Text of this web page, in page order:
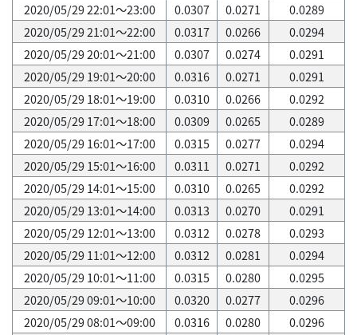
2020/05/29 22:01～23:00
0.0307 0.0271
0.0289
2020/05/29 21:01～22:00
0.0317 0.0266
0.0294
2020/05/29 20:01～21:00
0.0307 0.0274
0.0291
2020/05/29 19:01～20:00
0.0316 0.0271
0.0291
2020/05/29 18:01～19:00
0.0310 0.0266
0.0292
2020/05/29 17:01～18:00
0.0309 0.0265
0.0289
2020/05/29 16:01～17:00
0.0315 0.0277
0.0294
2020/05/29 15:01～16:00
0.0311 0.0271
0.0292
2020/05/29 14:01～15:00
0.0310 0.0265
0.0292
2020/05/29 13:01～14:00
0.0313 0.0270
0.0291
2020/05/29 12:01～13:00
0.0312 0.0278
0.0293
2020/05/29 11:01～12:00
0.0312 0.0281
0.0294
2020/05/29 10:01～11:00
0.0315 0.0280
0.0295
2020/05/29 09:01～10:00
0.0320 0.0277
0.0296
2020/05/29 08:01～09:00
0.0316 0.0280
0.0296